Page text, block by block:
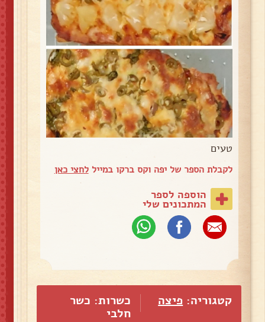
טעים
לקבלת הספר של יפה וקס ברקו במייללחצי כאן
הוספה לספר
המתכונים שלי
קטגוריה: פיצה
כשרות: כשר
חלבי